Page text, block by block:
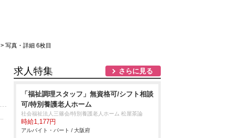
> 写真・詳細 6枚目
求人特集 さらに見る
「福祉調理スタッフ」無資格可/シフト相談
可/特別養護老人ホーム
社会福祉法人三篠会/特別養護老人ホーム 松屋茶論
時給1,177円
アルバイト・パート / 大阪府